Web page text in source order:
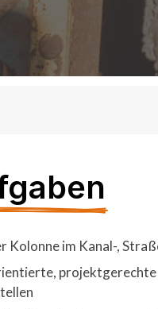
Kolonne im Kanal-,
projektgerechte